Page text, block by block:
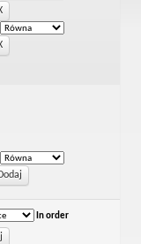
In order